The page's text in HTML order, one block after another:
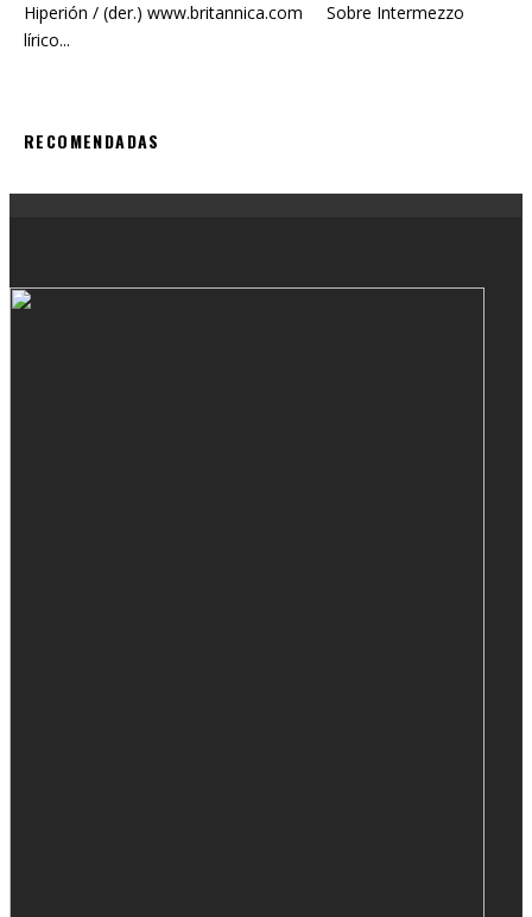
Hiperión / (der.) www.britannica.com Sobre Intermezzo
lírico...
RECOMENDADAS